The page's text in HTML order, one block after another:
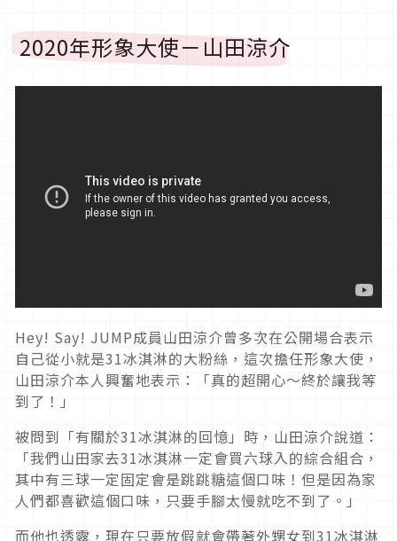
2020年形象大使－山田涼介
Hey! Say! JUMP成員山田涼介曾多次在公開場合表示
自己從小就是31冰淇淋的大粉絲，這次擔任形象大使，
山田涼介本人興奮地表示：「真的超開心～終於讓我等
到了！」
被問到「有關於31冰淇淋的回憶」時，山田涼介說道：
「我們山田家去31冰淇淋一定會買六球入的綜合組合，
其中有三球一定固定會是跳跳糖這個口味！但是因為家
人們都喜歡這個口味，只要手腳太慢就吃不到了。」
而他也透露，現在只要放假就會帶著外甥女到31冰淇淋